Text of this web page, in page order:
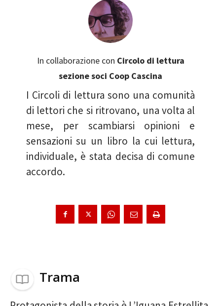
In collaborazione con Circolo di lettura
sezione soci Coop Cascina
I Circoli di lettura sono una comunità
di lettori che si ritrovano, una volta al
mese, per scambiarsi opinioni e
sensazioni su un libro la cui lettura,
individuale, è stata decisa di comune
accordo.
Trama